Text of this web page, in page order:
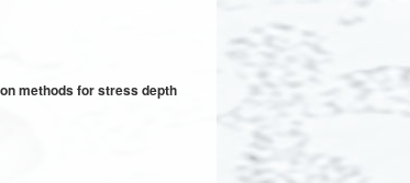
methods for stress depth